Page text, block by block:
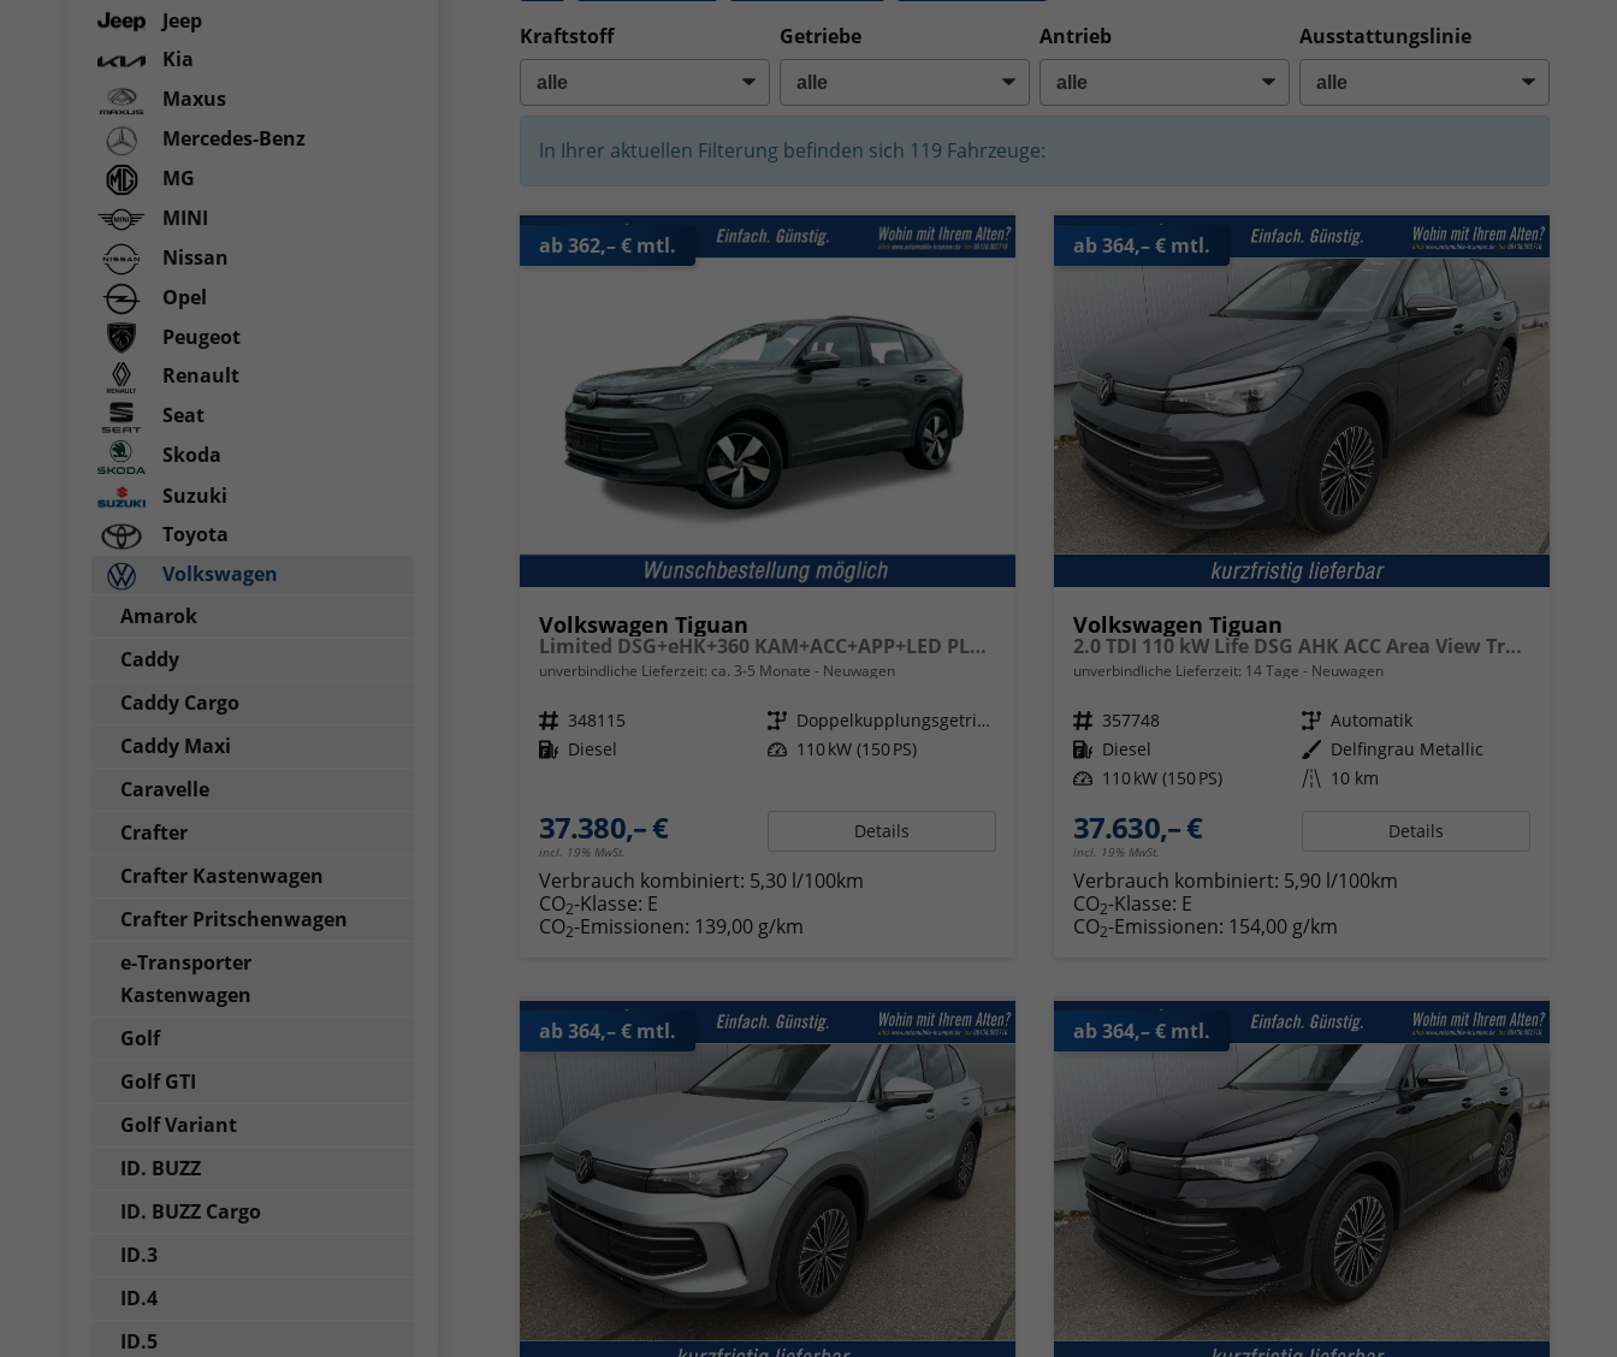
Kraftstoff Getriebe Antrieb Ausstattungslinie
In Ihrer aktuellen Filterung befinden sich 119 Fahrzeuge:
ab 362,– € mtl.
Volkswagen Tiguan
Limited DSG+eHK+360 KAM+ACC+APP+LED PLUS+17" LM+KLIMA
unverbindliche Lieferzeit: ca. 3-5 Monate Neuwagen
Fahrzeugnr. 348115 Getriebe
Doppelkupplungsgetriebe (DSG)
Kraftstoff Diesel Leistung 110 kW (150 PS)
37.380,– €
incl. 19% MwSt.
Details
Verbrauch kombiniert: 5,30 l/100km
CO2-Klasse: E
CO2-Emissionen: 139,00 g/km
ab 364,– € mtl.
Volkswagen Tiguan
2.0 TDI 110 kW Life DSG AHK ACC Area View Travel
unverbindliche Lieferzeit: 14 Tage Neuwagen
Fahrzeugnr. 357748 Getriebe Automatik
Kraftstoff Diesel Außenfarbe Delfingrau Metallic
Leistung 110 kW (150 PS) Kilometerstand 10 km
37.630,– €
incl. 19% MwSt.
Details
Verbrauch kombiniert: 5,90 l/100km
CO2-Klasse: E
CO2-Emissionen: 154,00 g/km
ab 364,– € mtl. ab 364,– € mtl.
Jeep
Kia
Maxus
Mercedes-Benz
MG
MINI
Nissan
Opel
Peugeot
Renault
Seat
Skoda
Suzuki
Toyota
Volkswagen
Amarok
Caddy
Caddy Cargo
Caddy Maxi
Caravelle
Crafter
Crafter Kastenwagen
Crafter Pritschenwagen
e-Transporter
Kastenwagen
Golf
Golf GTI
Golf Variant
ID. BUZZ
ID. BUZZ Cargo
ID.3
ID.4
ID.5